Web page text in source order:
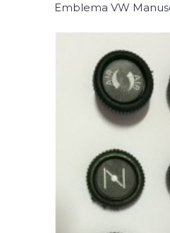
Emblema VW